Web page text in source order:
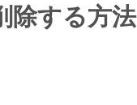
除する方法